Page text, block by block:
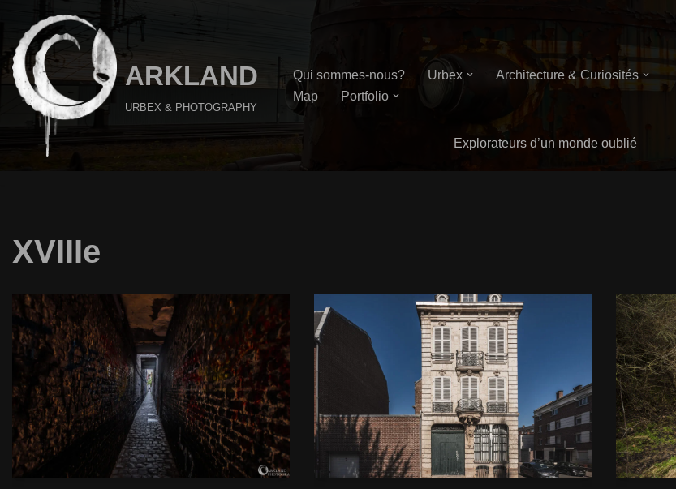
Aller
au
contenu
ARKLAND
URBEX & PHOTOGRAPHY
Qui sommes-nous? Urbex
Architecture & Curiosités
Map
Portfolio
Explorateurs d’un monde oublié
XVIIIe